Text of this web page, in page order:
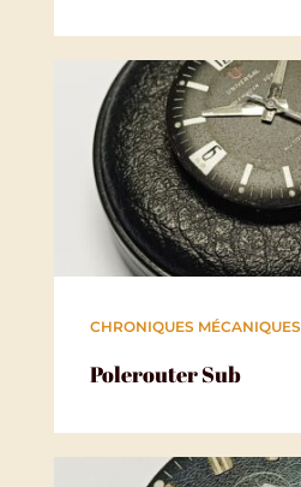
Polerouter Sub
CHRONIQUES MÉCANIQUES